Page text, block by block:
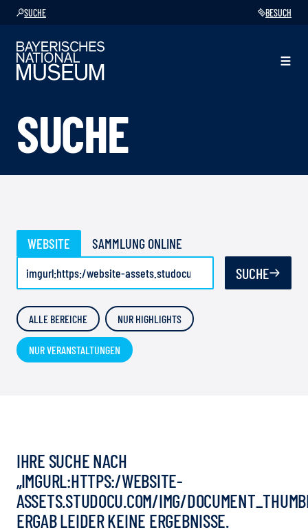
SUCHE BESUCH
SUCHE
WEBSITE SAMMLUNG ONLINE
SUCHE
ALLE BEREICHE NUR HIGHLIGHTS
NUR VERANSTALTUNGEN
IHRE SUCHE NACH
„IMGURL:HTTPS:/WEBSITE-
ASSETS.STUDOCU.COM/IMG/
ERGAB LEIDER KEINE ERGEBNISSE.